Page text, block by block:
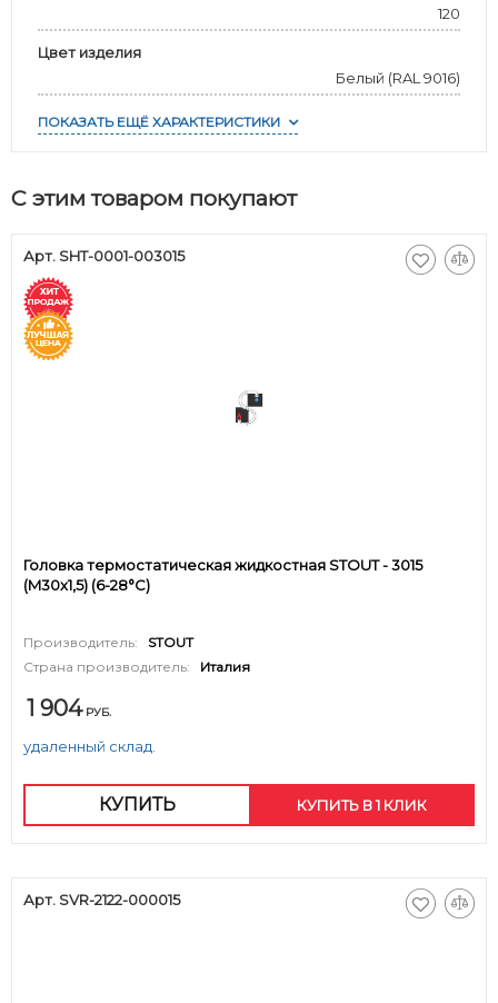
120
Цвет изделия
Белый (RAL 9016)
ПОКАЗАТЬ ЕЩЁ ХАРАКТЕРИСТИКИ
С этим товаром покупают
Арт. SHT-0001-003015
Головка термостатическая жидкостная STOUT - 3015
(M30x1,5) (6-28°C)
Производитель:
STOUT
Страна производитель:
Италия
1 904 РУБ.
удаленный склад.
КУПИТЬ КУПИТЬ В 1 КЛИК
Арт. SVR-2122-000015